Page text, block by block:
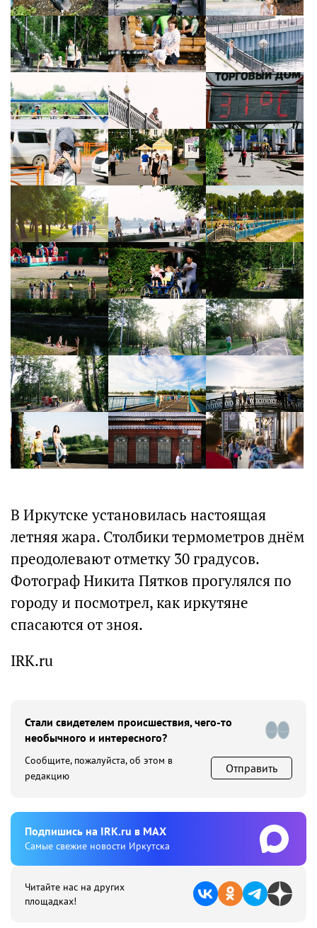
В Иркутске установилась настоящая
летняя жара. Столбики термометров днём
преодолевают отметку 30 градусов.
Фотограф Никита Пятков прогулялся по
городу и посмотрел, как иркутяне
спасаются от зноя.
IRK.ru
Стали свидетелем происшествия, чего-то
необычного и интересного?
Сообщите, пожалуйста, об этом в
редакцию
Отправить
Подпишиcь на IRK.ru в MAX
Cамые свежие новости Иркутска
Читайте нас на других
площадках!